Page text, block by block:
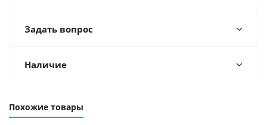
Задать вопрос
Наличие
Похожие товары